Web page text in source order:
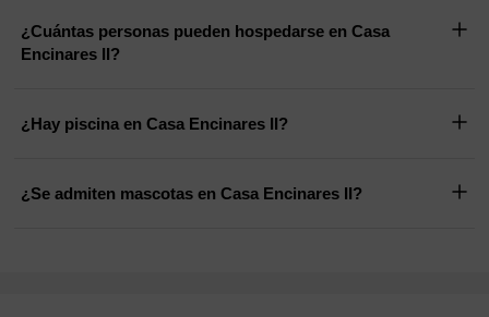
¿Cuántas personas pueden hospedarse en Casa
Encinares II?
¿Hay piscina en Casa Encinares II?
¿Se admiten mascotas en Casa Encinares II?